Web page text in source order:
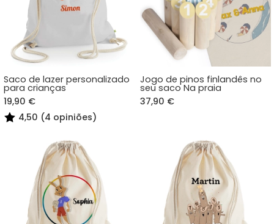
Saco de lazer personalizado
para crianças
19,90 €
4,50 (4 opiniões)
Jogo de pinos finlandês no
seu saco Na praia
37,90 €